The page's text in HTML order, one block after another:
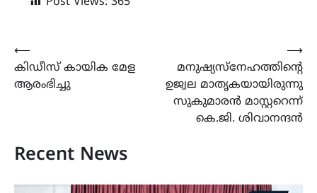
Post
navigation
⟵
കിഡീസ് കായിക മേള
ആരംഭിച്ചു
മനുഷ്യസ്നേഹത്തിന്റെ
ഉജ്വല മാതൃകയായിരുന്നു
സുകുമാരൻ മാസ്റ്ററെന്ന്
കെ.ജി. ശിവാനന്ദൻ
⟶
Recent News